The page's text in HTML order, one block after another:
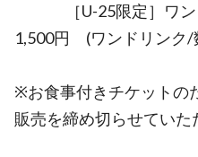
［U-25限定］ワン
1,500円 (ワンドリンク/
※お食事付きチケットの
販売を締め切らせていた